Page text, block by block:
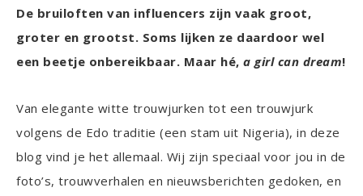
De bruiloften van influencers zijn vaak groot,
groter en grootst. Soms lijken ze daardoor wel
een beetje onbereikbaar. Maar hé, a girl can dream!
Van elegante witte trouwjurken tot een trouwjurk
volgens de Edo traditie (een stam uit Nigeria), in deze
blog vind je het allemaal. Wij zijn speciaal voor jou in de
foto’s, trouwverhalen en nieuwsberichten gedoken, en